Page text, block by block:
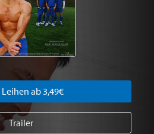
Leihen ab 3,49€
Trailer